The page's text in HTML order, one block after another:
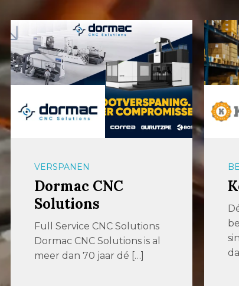
VERSPANEN
Dormac CNC
Solutions
Full Service CNC Solutions
Dormac CNC Solutions is al
meer dan 70 jaar dé […]